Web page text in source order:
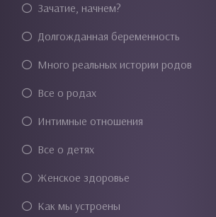
Зачатие, начнем?
Долгожданная беременность
Много реальных истории родов
Все о родах
Интимные отношения
Все о детях
Женское здоровье
Как мы устроены